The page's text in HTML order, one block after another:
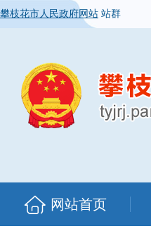
攀枝花市人民政府网站 站群
网站首页